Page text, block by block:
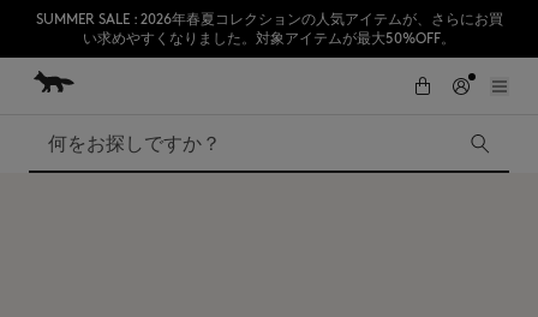
熊本地震の影響により、九州全域でお荷物のお届けに遅延が発生する見込
SUMMER SALE : 2026年春夏コレクションの人気アイテムが、さらにお買
い求めやすくなりました。対象アイテムが最大50%OFF。
コンテンツにスキップ
Skip to Footer
検索